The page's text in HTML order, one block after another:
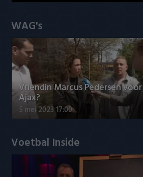
WAG's
Vriendin Marcus Pedersen voor
Ajax?
5 mei 2023 17:00
Voetbal Inside